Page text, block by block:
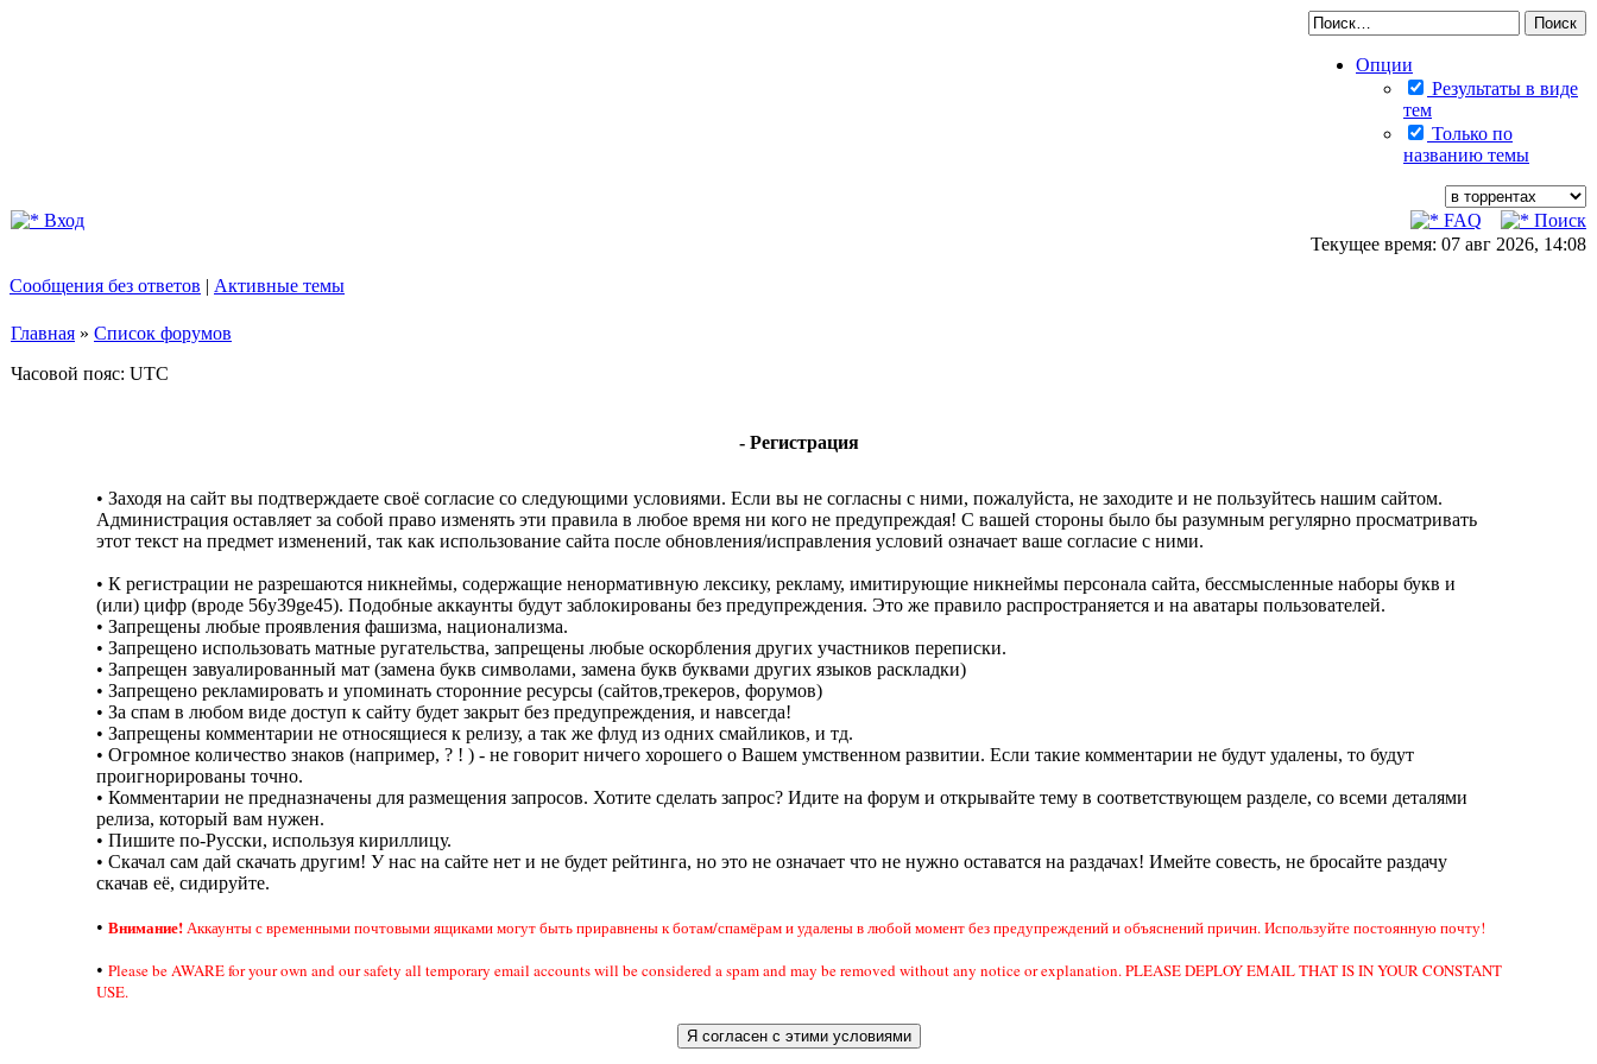
Опции
Результаты в виде
тем
Только по
названию темы
Вход FAQ
Поиск
Текущее время: 07 авг 2026, 14:08
Сообщения без ответов | Активные темы
Главная » Список форумов
Часовой пояс: UTC
- Регистрация
• Заходя на сайт вы подтверждаете своё согласие со следующими условиями. Если вы не согласны с ними, пожалуйста, не заходите и не пользуйтесь нашим сайтом.
Администрация оставляет за собой право изменять эти правила в любое время ни кого не предупреждая! С вашей стороны было бы разумным регулярно просматривать
этот текст на предмет изменений, так как использование сайта после обновления/исправления условий означает ваше согласие с ними.
• К регистрации не разрешаются никнеймы, содержащие ненормативную лексику, рекламу, имитирующие никнеймы персонала сайта, бессмысленные наборы букв и
(или) цифр (вроде 56y39ge45). Подобные аккаунты будут заблокированы без предупреждения. Это же правило распространяется и на аватары пользователей.
• Запрещены любые проявления фашизма, национализма.
• Запрещено использовать матные ругательства, запрещены любые оскорбления других участников переписки.
• Запрещен завуалированный мат (замена букв символами, замена букв буквами других языков раскладки)
• Запрещено рекламировать и упоминать сторонние ресурсы (сайтов,трекеров, форумов)
• За спам в любом виде доступ к сайту будет закрыт без предупреждения, и навсегда!
• Запрещены комментарии не относящиеся к релизу, а так же флуд из одних смайликов, и тд.
• Огромное количество знаков (например, ? ! ) - не говорит ничего хорошего о Вашем умственном развитии. Если такие комментарии не будут удалены, то будут
проигнорированы точно.
• Комментарии не предназначены для размещения запросов. Хотите сделать запрос? Идите на форум и открывайте тему в соответствующем разделе, со всеми деталями
релиза, который вам нужен.
• Пишите по-Русски, используя кириллицу.
• Скачал сам дай скачать другим! У нас на сайте нет и не будет рейтинга, но это не означает что не нужно оставатся на раздачах! Имейте совесть, не бросайте раздачу
скачав её, сидируйте.
• Внимание!Аккаунты с временными почтовыми ящиками могут быть приравнены к ботам/спамёрам и удалены в любой момент без предупреждений и объяснений причин. Используйте постоянную почту!
• Please be AWARE for your own and our safety all temporary email accounts will be considered a spam and may be removed without any notice or explanation. PLEASE DEPLOY EMAIL THAT IS IN YOUR CONSTANT
USE.